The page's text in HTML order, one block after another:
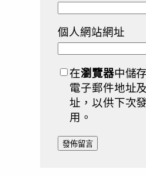
個人網站網址
在瀏覽器中儲
電子郵件地址
址，以供下次
用。